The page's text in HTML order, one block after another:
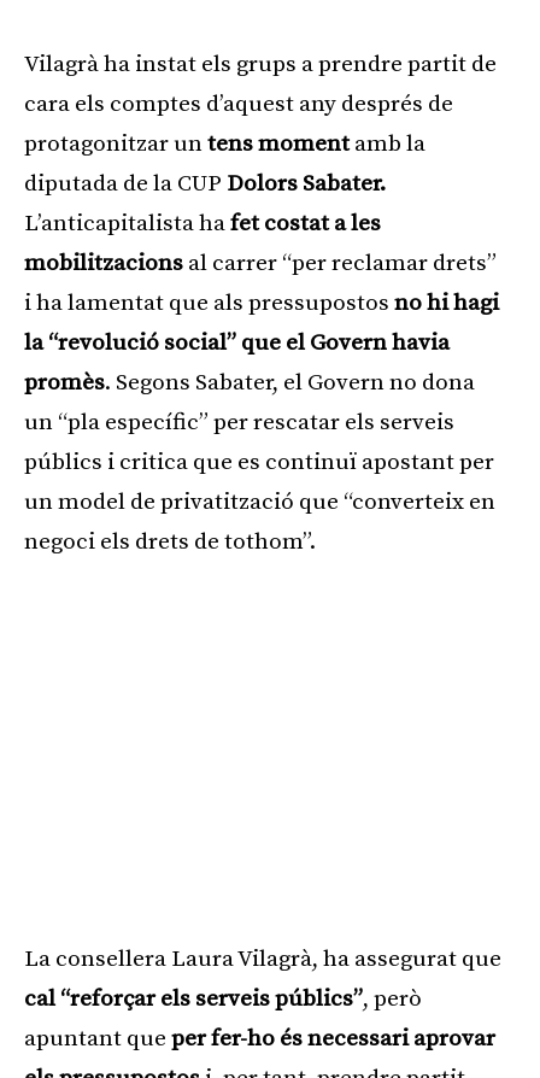
Vilagrà ha instat els grups a prendre partit de
cara els comptes d’aquest any després de
protagonitzar untens momentamb la
diputada de la CUP Dolors Sabater.
L’anticapitalista hafet costat a les
mobilitzacions al carrer “per reclamar drets”
i ha lamentat que als pressupostos no hi hagi
la “revolució social” que el Govern havia
promès. Segons Sabater, el Govern no dona
un “pla específic” per rescatar els serveis
públics i critica que es continuï apostant per
un model de privatització que “converteix en
negoci els drets de tothom”.
La consellera Laura Vilagrà, ha assegurat que
cal “reforçar els serveis públics”, però
apuntant que per fer-ho és necessari aprovar